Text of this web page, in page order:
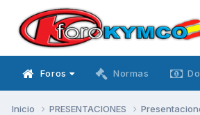
Foros Normas
Inicio PRESENTACIONES